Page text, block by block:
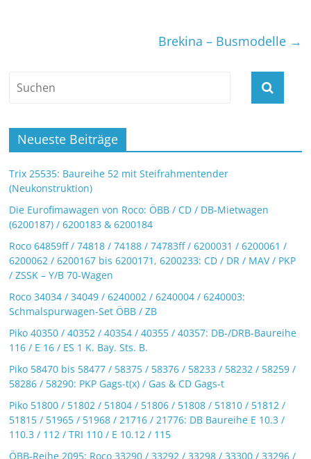
Brekina – Busmodelle →
Neueste Beiträge
Trix 25535: Baureihe 52 mit Steifrahmentender
(Neukonstruktion)
Die Eurofimawagen von Roco: ÖBB / CD / DB-Mietwagen
(6200187) / 6200183 & 6200184
Roco 64859ff / 74818 / 74188 / 74783ff / 6200031 / 6200061 /
6200062 / 6200167 bis 6200171, 6200233: CD / DR / MAV / PKP
/ ZSSK – Y/B 70-Wagen
Roco 34034 / 34049 / 6240002 / 6240004 / 6240003:
Schmalspurwagen-Set ÖBB / ZB
Piko 40350 / 40352 / 40354 / 40355 / 40357: DB-/DRB-Baureihe
116 / E 16 / ES 1 K. Bay. Sts. B.
Piko 58470 bis 58477 / 58375 / 58376 / 58233 / 58232 / 58259 /
58286 / 58290: PKP Gags-t(x) / Gas & CD Gags-t
Piko 51800 / 51802 / 51804 / 51806 / 51808 / 51810 / 51812 /
51815 / 51965 / 51968 / 21716 / 21776: DB Baureihe E 10.3 /
110.3 / 112 / TRI 110 / E 10.12 / 115
ÖBB-Reihe 2095: Roco 33290 / 33292 / 33298 / 33300 / 33296 /